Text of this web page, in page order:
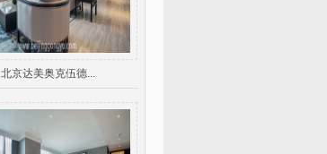
北京达美奥克伍德...